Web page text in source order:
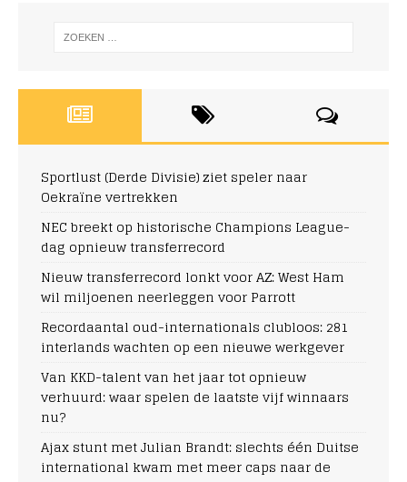
Sportlust (Derde Divisie) ziet speler naar
Oekraïne vertrekken
NEC breekt op historische Champions League-
dag opnieuw transferrecord
Nieuw transferrecord lonkt voor AZ: West Ham
wil miljoenen neerleggen voor Parrott
Recordaantal oud-internationals clubloos: 281
interlands wachten op een nieuwe werkgever
Van KKD-talent van het jaar tot opnieuw
verhuurd: waar spelen de laatste vijf winnaars
nu?
Ajax stunt met Julian Brandt: slechts één Duitse
international kwam met meer caps naar de